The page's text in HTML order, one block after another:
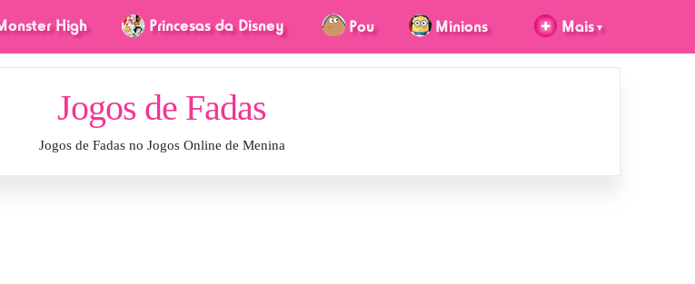
Jogos de Fadas
Jogos de Fadas no Jogos Online de Menina